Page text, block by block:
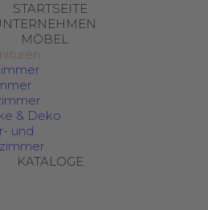
STARTSEITE
MÖBEL
& Deko
und
KATALOGE